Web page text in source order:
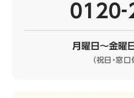
月曜日～金曜
（祝日・窓